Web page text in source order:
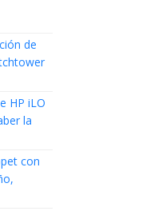
de
HP iLO
la
con